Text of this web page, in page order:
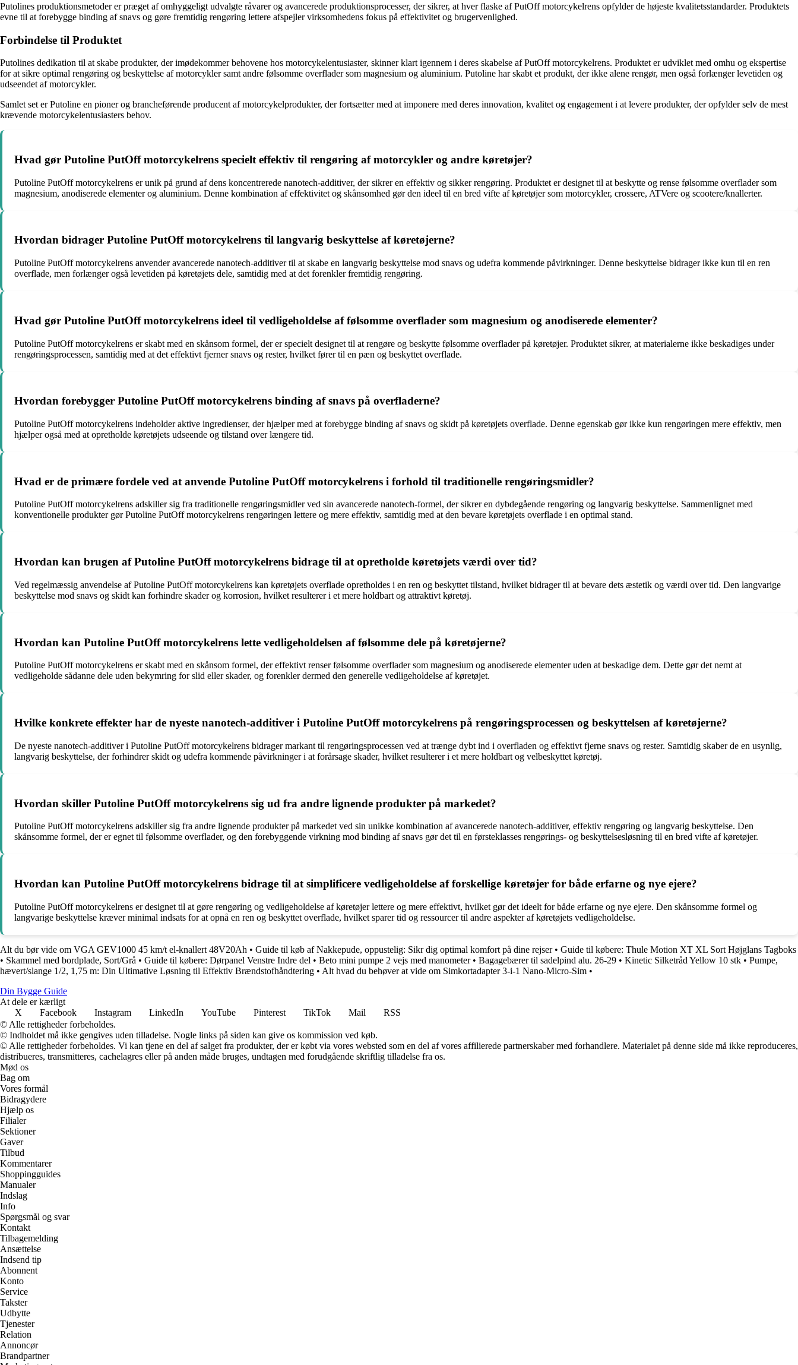
Putolines produktionsmetoder er præget af omhyggeligt udvalgte råvarer og avancerede produktionsprocesser, der sikrer, at hver flaske af PutOff motorcykelrens opfylder de højeste kvalitetsstandarder. Produktets
evne til at forebygge binding af snavs og gøre fremtidig rengøring lettere afspejler virksomhedens fokus på effektivitet og brugervenlighed.
Forbindelse til Produktet
Putolines dedikation til at skabe produkter, der imødekommer behovene hos motorcykelentusiaster, skinner klart igennem i deres skabelse af PutOff motorcykelrens. Produktet er udviklet med omhu og ekspertise
for at sikre optimal rengøring og beskyttelse af motorcykler samt andre følsomme overflader som magnesium og aluminium. Putoline har skabt et produkt, der ikke alene rengør, men også forlænger levetiden og
udseendet af motorcykler.
Samlet set er Putoline en pioner og brancheførende producent af motorcykelprodukter, der fortsætter med at imponere med deres innovation, kvalitet og engagement i at levere produkter, der opfylder selv de mest
krævende motorcykelentusiasters behov.
Hvad gør Putoline PutOff motorcykelrens specielt effektiv til rengøring af motorcykler og andre køretøjer?
Putoline PutOff motorcykelrens er unik på grund af dens koncentrerede nanotech-additiver, der sikrer en effektiv og sikker rengøring. Produktet er designet til at beskytte og rense følsomme overflader som
magnesium, anodiserede elementer og aluminium. Denne kombination af effektivitet og skånsomhed gør den ideel til en bred vifte af køretøjer som motorcykler, crossere, ATVere og scootere/knallerter.
Hvordan bidrager Putoline PutOff motorcykelrens til langvarig beskyttelse af køretøjerne?
Putoline PutOff motorcykelrens anvender avancerede nanotech-additiver til at skabe en langvarig beskyttelse mod snavs og udefra kommende påvirkninger. Denne beskyttelse bidrager ikke kun til en ren
overflade, men forlænger også levetiden på køretøjets dele, samtidig med at det forenkler fremtidig rengøring.
Hvad gør Putoline PutOff motorcykelrens ideel til vedligeholdelse af følsomme overflader som magnesium og anodiserede elementer?
Putoline PutOff motorcykelrens er skabt med en skånsom formel, der er specielt designet til at rengøre og beskytte følsomme overflader på køretøjer. Produktet sikrer, at materialerne ikke beskadiges under
rengøringsprocessen, samtidig med at det effektivt fjerner snavs og rester, hvilket fører til en pæn og beskyttet overflade.
Hvordan forebygger Putoline PutOff motorcykelrens binding af snavs på overfladerne?
Putoline PutOff motorcykelrens indeholder aktive ingredienser, der hjælper med at forebygge binding af snavs og skidt på køretøjets overflade. Denne egenskab gør ikke kun rengøringen mere effektiv, men
hjælper også med at opretholde køretøjets udseende og tilstand over længere tid.
Hvad er de primære fordele ved at anvende Putoline PutOff motorcykelrens i forhold til traditionelle rengøringsmidler?
Putoline PutOff motorcykelrens adskiller sig fra traditionelle rengøringsmidler ved sin avancerede nanotech-formel, der sikrer en dybdegående rengøring og langvarig beskyttelse. Sammenlignet med
konventionelle produkter gør Putoline PutOff motorcykelrens rengøringen lettere og mere effektiv, samtidig med at den bevare køretøjets overflade i en optimal stand.
Hvordan kan brugen af Putoline PutOff motorcykelrens bidrage til at opretholde køretøjets værdi over tid?
Ved regelmæssig anvendelse af Putoline PutOff motorcykelrens kan køretøjets overflade opretholdes i en ren og beskyttet tilstand, hvilket bidrager til at bevare dets æstetik og værdi over tid. Den langvarige
beskyttelse mod snavs og skidt kan forhindre skader og korrosion, hvilket resulterer i et mere holdbart og attraktivt køretøj.
Hvordan kan Putoline PutOff motorcykelrens lette vedligeholdelsen af følsomme dele på køretøjerne?
Putoline PutOff motorcykelrens er skabt med en skånsom formel, der effektivt renser følsomme overflader som magnesium og anodiserede elementer uden at beskadige dem. Dette gør det nemt at
vedligeholde sådanne dele uden bekymring for slid eller skader, og forenkler dermed den generelle vedligeholdelse af køretøjet.
Hvilke konkrete effekter har de nyeste nanotech-additiver i Putoline PutOff motorcykelrens på rengøringsprocessen og beskyttelsen af køretøjerne?
De nyeste nanotech-additiver i Putoline PutOff motorcykelrens bidrager markant til rengøringsprocessen ved at trænge dybt ind i overfladen og effektivt fjerne snavs og rester. Samtidig skaber de en usynlig,
langvarig beskyttelse, der forhindrer skidt og udefra kommende påvirkninger i at forårsage skader, hvilket resulterer i et mere holdbart og velbeskyttet køretøj.
Hvordan skiller Putoline PutOff motorcykelrens sig ud fra andre lignende produkter på markedet?
Putoline PutOff motorcykelrens adskiller sig fra andre lignende produkter på markedet ved sin unikke kombination af avancerede nanotech-additiver, effektiv rengøring og langvarig beskyttelse. Den
skånsomme formel, der er egnet til følsomme overflader, og den forebyggende virkning mod binding af snavs gør det til en førsteklasses rengørings- og beskyttelsesløsning til en bred vifte af køretøjer.
Hvordan kan Putoline PutOff motorcykelrens bidrage til at simplificere vedligeholdelse af forskellige køretøjer for både erfarne og nye ejere?
Putoline PutOff motorcykelrens er designet til at gøre rengøring og vedligeholdelse af køretøjer lettere og mere effektivt, hvilket gør det ideelt for både erfarne og nye ejere. Den skånsomme formel og
langvarige beskyttelse kræver minimal indsats for at opnå en ren og beskyttet overflade, hvilket sparer tid og ressourcer til andre aspekter af køretøjets vedligeholdelse.
Alt du bør vide om VGA GEV1000 45 km/t el-knallert 48V20Ah • Guide til køb af Nakkepude, oppustelig: Sikr dig optimal komfort på dine rejser• Guide til købere: Thule Motion XT XL Sort Højglans Tagboks
• Skammel med bordplade, Sort/Grå • Guide til købere: Dørpanel Venstre Indre del • Beto mini pumpe 2 vejs med manometer• Bagagebærer til sadelpind alu. 26-29 • Kinetic Silketråd Yellow 10 stk • Pumpe,
hævert/slange 1/2, 1,75 m: Din Ultimative Løsning til Effektiv Brændstofhåndtering • Alt hvad du behøver at vide om Simkortadapter 3-i-1 Nano-Micro-Sim •
Din Bygge Guide
At dele er kærligt
X
Facebook Instagram LinkedIn YouTube Pinterest TikTok Mail
RSS
© Alle rettigheder forbeholdes.
© Indholdet må ikke gengives uden tilladelse. Nogle links på siden kan give os kommission ved køb.
© Alle rettigheder forbeholdes. Vi kan tjene en del af salget fra produkter, der er købt via vores websted som en del af vores affilierede partnerskaber med forhandlere. Materialet på denne side må ikke reproduceres,
distribueres, transmitteres, cachelagres eller på anden måde bruges, undtagen med forudgående skriftlig tilladelse fra os.
Mød os
Bag om
Vores formål
Bidragydere
Hjælp os
Filialer
Sektioner
Gaver
Tilbud
Kommentarer
Shoppingguides
Manualer
Indslag
Info
Spørgsmål og svar
Kontakt
Tilbagemelding
Ansættelse
Indsend tip
Abonnent
Konto
Service
Takster
Udbytte
Tjenester
Relation
Annoncør
Brandpartner